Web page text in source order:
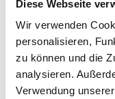
Diese Webseite
Wir verwenden
personalisieren,
zu können und die
analysieren.
Verwendung
Hinterlasse